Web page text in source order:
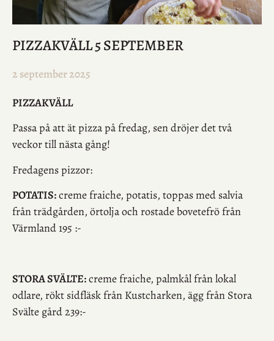
PIZZAKVÄLL 5 SEPTEMBER
2 september 2025
PIZZAKVÄLL
Passa på att ät pizza på fredag, sen dröjer det två
veckor till nästa gång!
Fredagens pizzor:
POTATIS:creme fraiche, potatis, toppas med salvia
från trädgården, örtolja och rostade bovetefrö från
Värmland 195 :-
STORA SVÄLTE:creme fraiche, palmkål från lokal
odlare, rökt sidfläsk från Kustcharken, ägg från Stora
Svälte gård 239:-